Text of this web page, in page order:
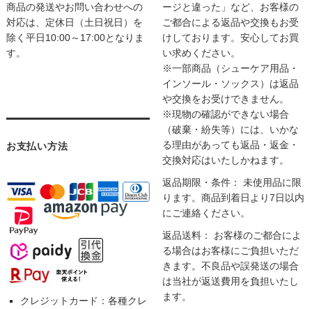
商品の発送やお問い合わせへの
対応は、定休日（土日祝日）を
除く平日10:00～17:00となりま
す。
お支払い方法
クレジットカード：各種クレ
ージと違った」など、お客様の
ご都合による返品や交換もお受
けしております。安心してお買
い求めください。
※一部商品（シューケア用品・
インソール・ソックス）は返品
や交換をお受けできません。
※現物の確認ができない場合
（破棄・紛失等）には、いかな
る理由があっても返品・返金・
交換対応はいたしかねます。
返品期限・条件： 未使用品に限
ります。商品到着日より7日以内
にご連絡ください。
返品送料： お客様のご都合によ
る場合はお客様にご負担いただ
きます。不良品や誤発送の場合
は当社が返送費用を負担いたし
ます。